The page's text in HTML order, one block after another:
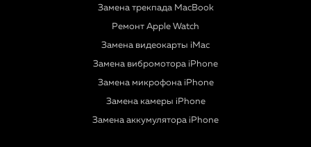
Замена трекпада MacBook
Ремонт Apple Watch
Замена видеокарты iMac
Замена вибромотора iPhone
Замена микрофона iPhone
Замена камеры iPhone
Замена аккумулятора iPhone